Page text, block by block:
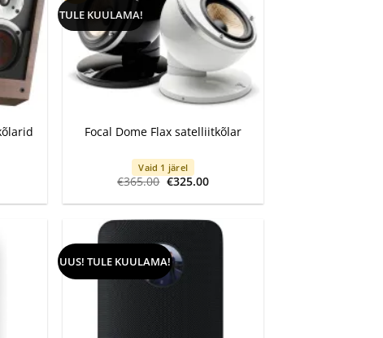
TULE KUULAMA!
Focal Dome Flax satelliitkõlar
Vaid 1 järel
€365.00 Algne
oli:
€325.00Current
is:
UUS! TULE KUULAMA!